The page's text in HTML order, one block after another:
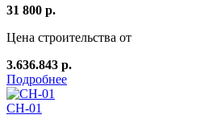
31 800 р.
Цена строительства от
3.636.843 р.
Подробнее
СН-01